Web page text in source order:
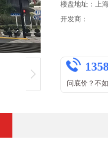
楼盘地址：上
开发商：
问底价？不